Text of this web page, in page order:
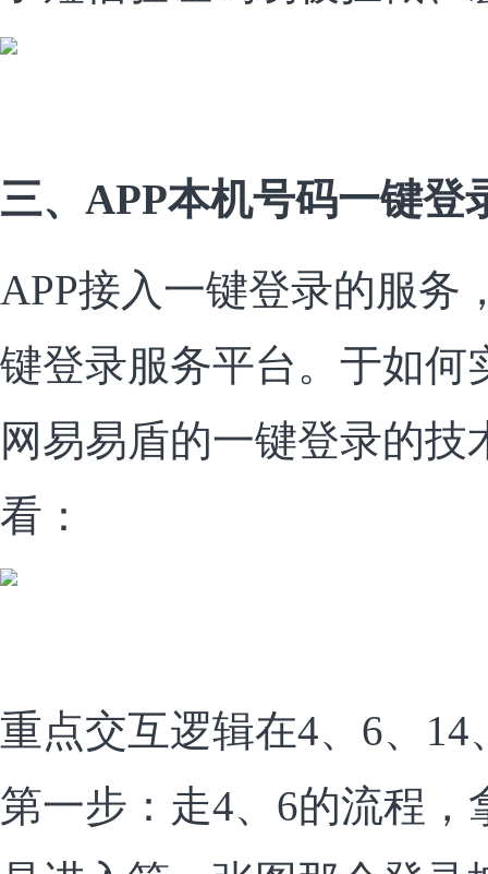
三、APP本机号码一键登
APP接入一键登录的服务
键登录服务平台。于如何
网易易盾的一键登录的
看：
重点交互逻辑在4、6、
第一步：走4、6的流程